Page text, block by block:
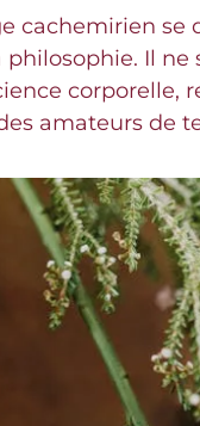
cachemirien
Il
amateurs de